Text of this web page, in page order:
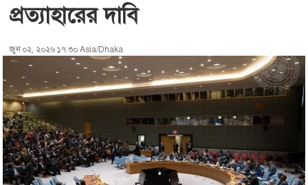
প্রত্যাহারের দাবি
জুন ০২, ২০২৬ ১৭:৩০ Asia/Dhaka